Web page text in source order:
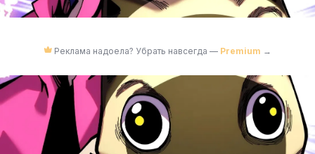
Реклама надоела? Убрать навсегда — Premium →